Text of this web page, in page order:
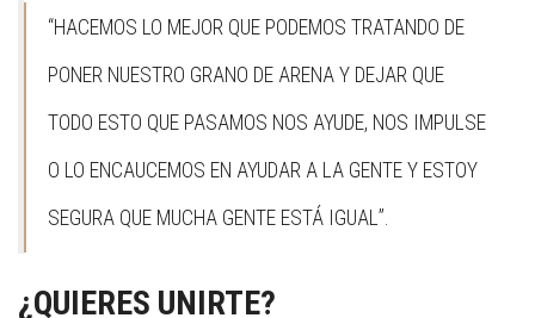
“HACEMOS LO MEJOR QUE PODEMOS TRATANDO DE
PONER NUESTRO GRANO DE ARENA Y DEJAR QUE
TODO ESTO QUE PASAMOS NOS AYUDE, NOS IMPULSE
O LO ENCAUCEMOS EN AYUDAR A LA GENTE Y ESTOY
SEGURA QUE MUCHA GENTE ESTÁ IGUAL”.
¿QUIERES UNIRTE?